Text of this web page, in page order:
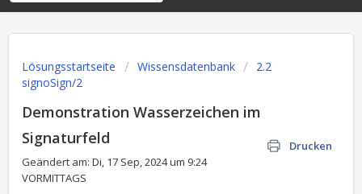
Lösungsstartseite Wissensdatenbank
2.2
signoSign/2
Demonstration Wasserzeichen im
Signaturfeld
Drucken
Geändert am: Di, 17 Sep, 2024 um 9:24
VORMITTAGS